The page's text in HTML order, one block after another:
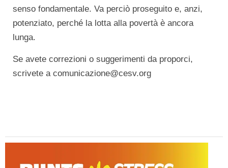
senso fondamentale. Va perciò proseguito e, anzi,
potenziato, perché la lotta alla povertà è ancora
lunga.
Se avete correzioni o suggerimenti da proporci,
scrivete a comunicazione@cesv.org